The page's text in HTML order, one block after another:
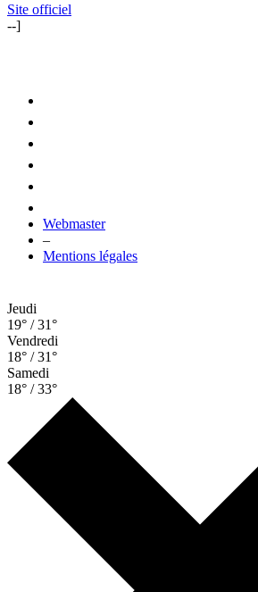
Site officiel
--]
Webmaster
–
Mentions légales
Jeudi
19° / 31°
Vendredi
18° / 31°
Samedi
18° / 33°